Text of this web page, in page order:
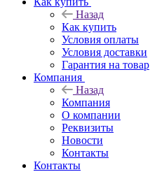
Назад
Как купить
Условия оплаты
Условия доставки
Гарантия на товар
Компания
Назад
Компания
О компании
Реквизиты
Новости
Контакты
Контакты